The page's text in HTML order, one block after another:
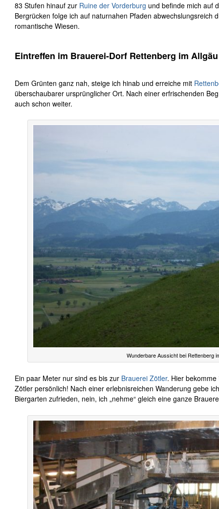
83 Stufen hinauf zur Ruine der Vorderburg und befinde mich auf
Bergrücken folge ich auf naturnahen Pfaden abwechslungsreich
romantische Wiesen.
Eintreffen im Brauerei-Dorf Rettenberg im Allgäu
Dem Grünten ganz nah, steige ich hinab und erreiche mit
überschaubarer ursprünglicher Ort. Nach einer erfrischenden
auch schon weiter.
Wunderbare Aussicht bei Rettenberg
Ein paar Meter nur sind es bis zur Brauerei Zötler. Hier
Zötler persönlich! Nach einer erlebnisreichen Wanderung gebe
Biergarten zufrieden, nein, ich „nehme“ gleich eine ganze